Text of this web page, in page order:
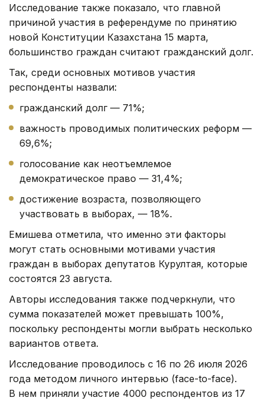
Исследование также показало, что главной
причиной участия в референдуме по принятию
новой Конституции Казахстана 15 марта,
большинство граждан считают гражданский долг.
Так, среди основных мотивов участия
респонденты назвали:
гражданский долг — 71%;
важность проводимых политических реформ —
69,6%;
голосование как неотъемлемое
демократическое право — 31,4%;
достижение возраста, позволяющего
участвовать в выборах, — 18%.
Емишева отметила, что именно эти факторы
могут стать основными мотивами участия
граждан в выборах депутатов Курултая, которые
состоятся 23 августа.
Авторы исследования также подчеркнули, что
сумма показателей может превышать 100%,
поскольку респонденты могли выбрать несколько
вариантов ответа.
Исследование проводилось с 16 по 26 июля 2026
года методом личного интервью (face-to-face).
В нем приняли участие 4000 респондентов из 17